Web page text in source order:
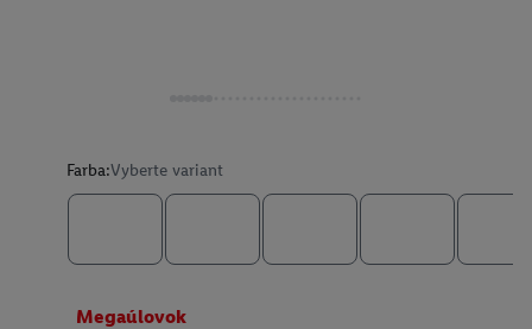
Farba:Vyberte variant
Megaúlovok